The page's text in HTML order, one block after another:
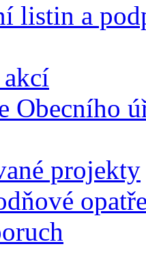
listin a
Obecního
projekty